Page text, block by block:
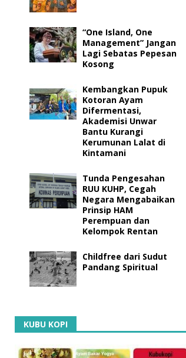
“One Island, One
Management” Jangan
Lagi Sebatas Pepesan
Kosong
Kembangkan Pupuk
Kotoran Ayam
Difermentasi,
Akademisi Unwar
Bantu Kurangi
Kerumunan Lalat di
Kintamani
Tunda Pengesahan
RUU KUHP, Cegah
Negara Mengabaikan
Prinsip HAM
Perempuan dan
Kelompok Rentan
Childfree dari Sudut
Pandang Spiritual
KUBU KOPI